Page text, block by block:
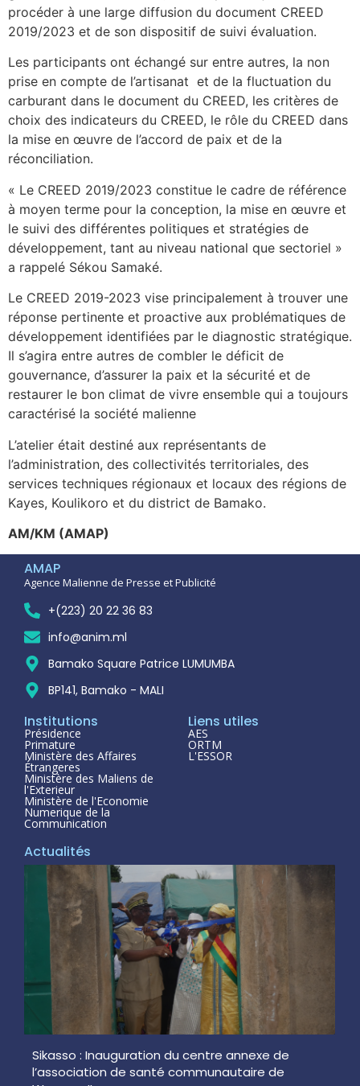
procéder à une large diffusion du document CREED
2019/2023 et de son dispositif de suivi évaluation.
Les participants ont échangé sur entre autres, la non
prise en compte de l’artisanat et de la fluctuation du
carburant dans le document du CREED, les critères de
choix des indicateurs du CREED, le rôle du CREED dans
la mise en œuvre de l’accord de paix et de la
réconciliation.
« Le CREED 2019/2023 constitue le cadre de référence
à moyen terme pour la conception, la mise en œuvre et
le suivi des différentes politiques et stratégies de
développement, tant au niveau national que sectoriel »
a rappelé Sékou Samaké.
Le CREED 2019-2023 vise principalement à trouver une
réponse pertinente et proactive aux problématiques de
développement identifiées par le diagnostic stratégique.
Il s’agira entre autres de combler le déficit de
gouvernance, d’assurer la paix et la sécurité et de
restaurer le bon climat de vivre ensemble qui a toujours
caractérisé la société malienne
L’atelier était destiné aux représentants de
l’administration, des collectivités territoriales, des
services techniques régionaux et locaux des régions de
Kayes, Koulikoro et du district de Bamako.
AM/KM (AMAP)
AMAP
Agence Malienne de Presse et Publicité
+(223) 20 22 36 83
info@anim.ml
Bamako Square Patrice LUMUMBA
BP141, Bamako - MALI
Institutions
Présidence
Primature
Ministère des Affaires
Étrangeres
Ministère des Maliens de
l'Exterieur
Ministère de l'Economie
Numerique de la
Communication
Liens utiles
AES
ORTM
L'ESSOR
Actualités
Sikasso : Inauguration du centre annexe de
l’association de santé communautaire de